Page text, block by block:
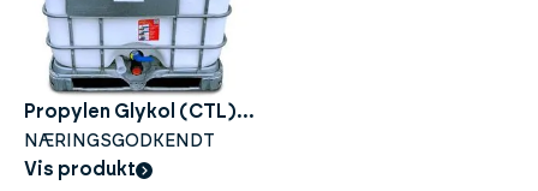
Propylen Glykol (CTL) -
100% - 1000liter
NÆRINGSGODKENDT
Vis produkt